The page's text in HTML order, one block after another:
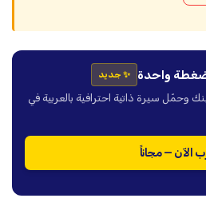
واحدة ✨ جديد
وحمّل سيرة ذاتية احترافية بالعربية في
الآن — مجاناً